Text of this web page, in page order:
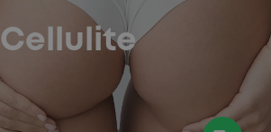
Cellulite